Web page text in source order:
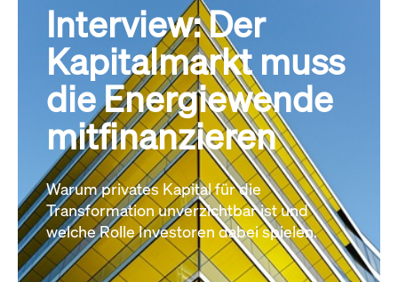
Interview: Der
Kapitalmarkt muss
die Energiewende
mitfinanzieren
Warum privates Kapital für die
Transformation unverzichtbar ist und
welche Rolle Investoren dabei spielen.